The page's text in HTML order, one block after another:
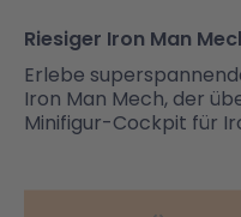
Riesiger Iron Man
Erlebe
Iron Man Mech, der
Minifigur-Cockpit für